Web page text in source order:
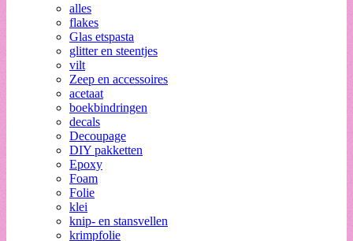
alles
flakes
Glas etspasta
glitter en steentjes
vilt
Zeep en accessoires
acetaat
boekbindringen
decals
Decoupage
DIY pakketten
Epoxy
Foam
Folie
klei
knip- en stansvellen
krimpfolie